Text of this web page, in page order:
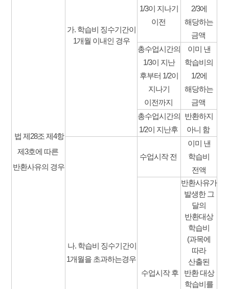
법 제28조 제4항
제3호에 따른
반환사유의 경우
가. 학습비 징수기간이
1개월 이내인 경우
1/3이 지나기
이전
2/3에
해당하는
금액
총수업시간의
1/3이 지난
후부터 1/2이
지나기
이전까지
이미 낸
학습비의
1/2에
해당하는
금액
총수업시간의
1/2이 지난후
반환하지
아니 함
나. 학습비 징수기간이
1개월을 초과하는경우
수업시작 전
이미 낸
학습비
전액
수업시작 후
반환사유가
발생한 그
달의
반환대상
학습비
(과목에
따라
산출된
반환 대상
학습비를